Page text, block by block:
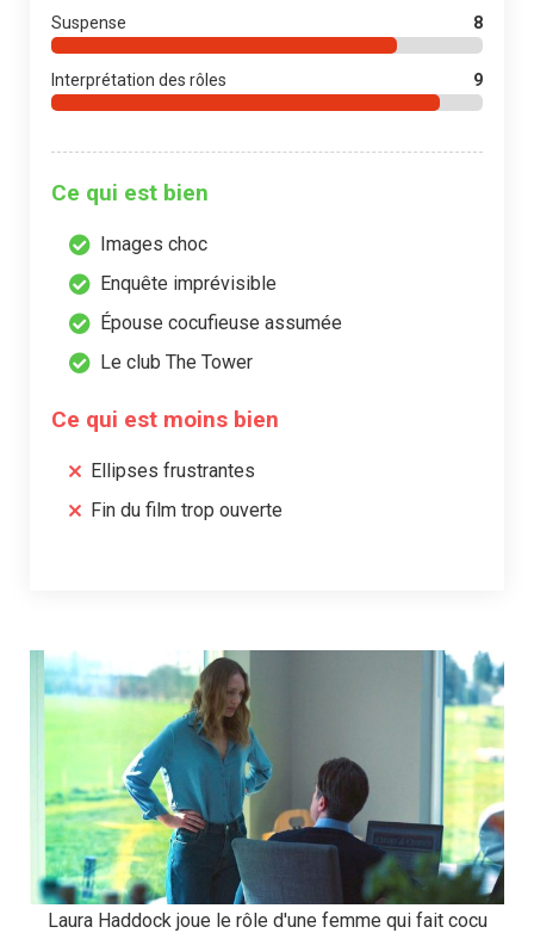
Suspense 8
Interprétation des rôles 9
Ce qui est bien
Images choc
Enquête imprévisible
Épouse cocufieuse assumée
Le club The Tower
Ce qui est moins bien
Ellipses frustrantes
Fin du film trop ouverte
Laura Haddock joue le rôle d'une femme qui fait cocu